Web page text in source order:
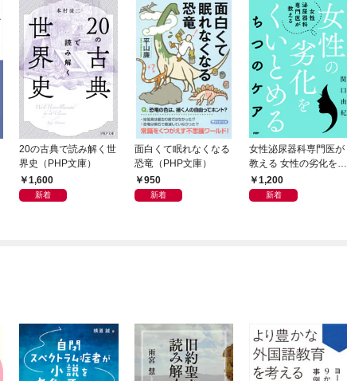
20の古典で読み解く世
界史（PHP文庫）
1,600
新着
面白くて眠れなくなる
恐竜（PHP文庫）
950
新着
女性泌尿器科専門医が
教える 女性の劣化をく
いとめる ちつのケア
1,200
新着